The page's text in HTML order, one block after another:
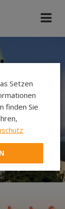
Setzen
finden Sie